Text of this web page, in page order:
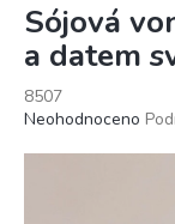
Sójová
a datem
8507
Průměrné
Neohodnoceno